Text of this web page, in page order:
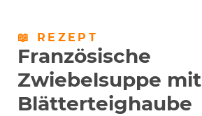
📖 REZEPT
Französische
Zwiebelsuppe mit
Blätterteighaube